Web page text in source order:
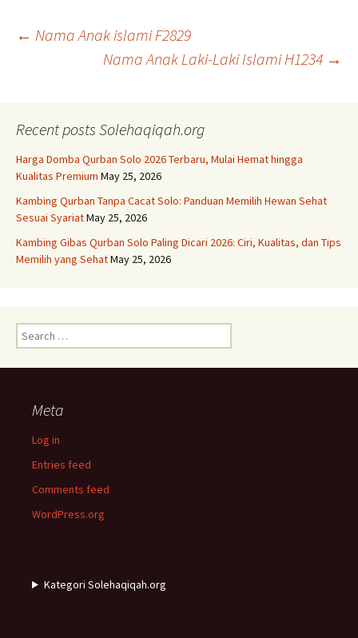
Post
← Nama Anak islami F2829
Nama Anak Laki-Laki Islami H1234 →
Recent posts Solehaqiqah.org
Harga Domba Qurban Solo 2026 Terbaru, Mulai Hemat hingga
Kualitas Premium May 25, 2026
Kambing Qurban Tanpa Cacat Solo: Panduan Memilih Hewan Sehat
Sesuai SyariatMay 25, 2026
Kambing Gibas Qurban Solo Paling Dicari 2026: Ciri, Kualitas, dan Tips
Memilih yang SehatMay 25, 2026
Search
for:
Meta
Log in
Entries feed
Comments feed
WordPress.org
Kategori Solehaqiqah.org